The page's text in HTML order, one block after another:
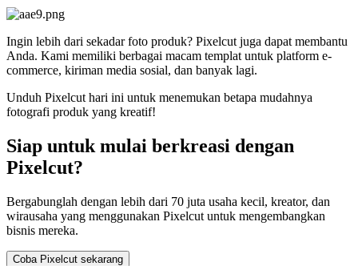
Ingin lebih dari sekadar foto produk? Pixelcut juga dapat membantu
Anda. Kami memiliki berbagai macam templat untuk platform e-
commerce, kiriman media sosial, dan banyak lagi.
Unduh Pixelcut hari ini untuk menemukan betapa mudahnya
fotografi produk yang kreatif!
Siap untuk mulai berkreasi dengan
Pixelcut?
Bergabunglah dengan lebih dari 70 juta usaha kecil, kreator, dan
wirausaha yang menggunakan Pixelcut untuk mengembangkan
bisnis mereka.
Coba Pixelcut sekarang